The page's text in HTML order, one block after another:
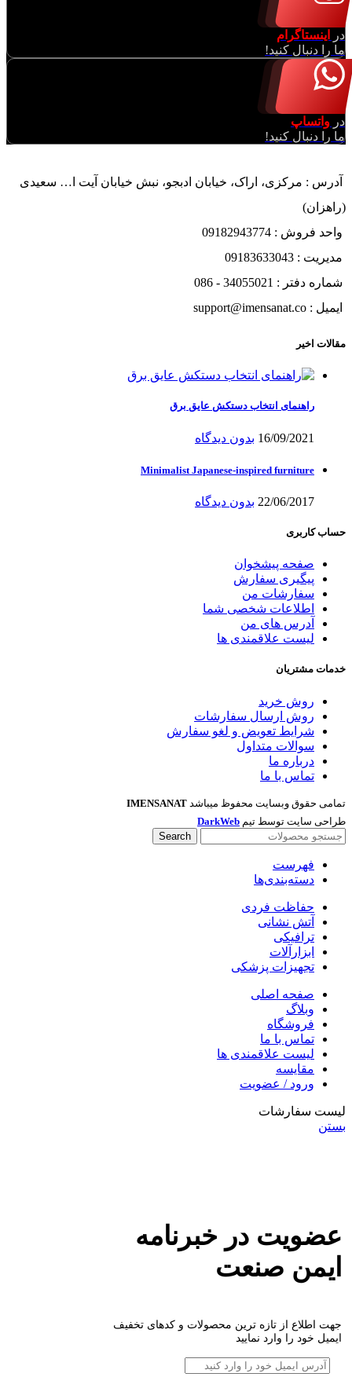
در
اینستاگرام
ما را دنبال کنید!
در واتساپ
ما را دنبال کنید!
آدرس : مرکزی، اراک، خیابان ادبجو، نبش خیابان آیت ا… سعیدی
(راهزان)
واحد فروش : 09182943774
مدیریت : 09183633043
شماره دفتر : 34055021 - 086
ایمیل : support@imensanat.co
مقالات اخیر
راهنمای انتخاب دستکش عایق برق
16/09/2021 بدون دیدگاه
Minimalist Japanese-inspired furniture
22/06/2017 بدون دیدگاه
حساب کاربری
صفحه پیشخوان
پیگیری سفارش
سفارشات من
اطلاعات شخصی شما
آدرس های من
لیست علاقمندی ها
خدمات مشتریان
روش خرید
روش ارسال سفارشات
شرایط تعویض و لغو سفارش
سوالات متداول
درباره ما
تماس با ما
تمامی حقوق وبسایت محفوظ میباشد IMENSANAT
طراحی سایت توسط تیم DarkWeb
Search
فهرست
دسته‌بندی‌ها
حفاظت فردی
آتش نشانی
ترافیکی
ابزارآلات
تجهیزات پزشکی
صفحه اصلی
وبلاگ
فروشگاه
تماس با ما
لیست علاقمندی ها
مقایسه
ورود / عضویت
لیست سفارشات
بستن
عضویت در خبرنامه
ایمن صنعت
جهت اطلاع از تازه ترین محصولات و کدهای تخفیف
ایمیل خود را وارد نمایید